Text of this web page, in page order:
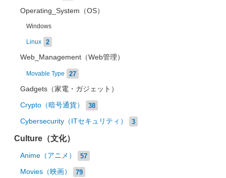
Operating_System（OS）
Windows
Linux 2
Web_Management（Web管理）
Movable Type 27
Gadgets（家電・ガジェット）
Crypto（暗号通貨） 38
Cybersecurity（ITセキュリティ） 3
Culture（文化）
Anime（アニメ） 57
Movies（映画） 79